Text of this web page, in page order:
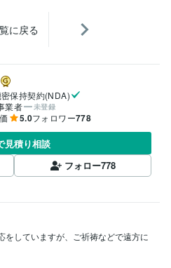
に戻る
保持契約(NDA)
業者
未登録
5.0フォロワー778
見積り相談
フォロー778
していますが、ご祈祷などで遠方に